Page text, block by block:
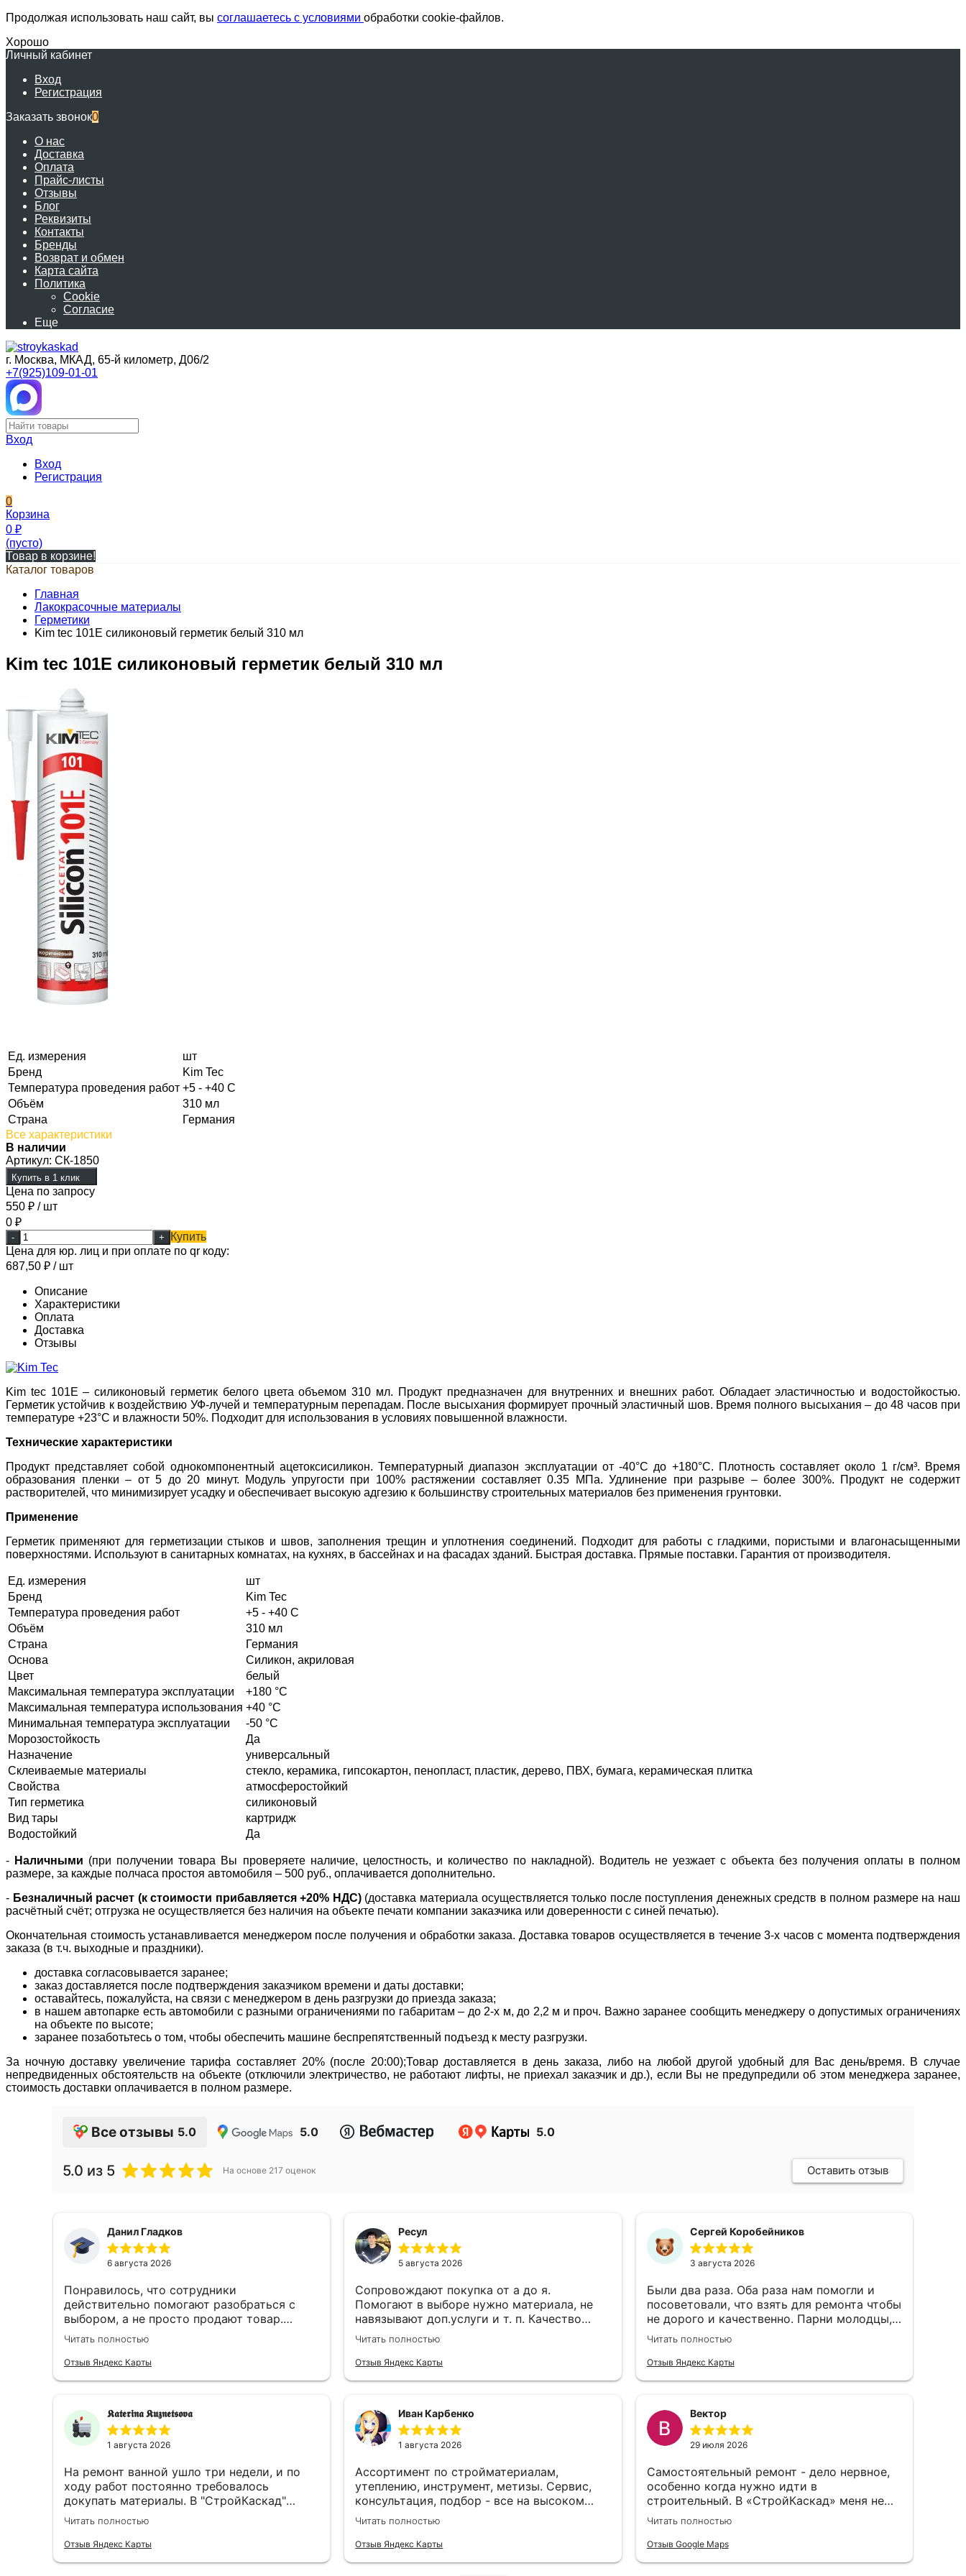
Продолжая использовать наш сайт, вы соглашаетесь с условиями обработки cookie-файлов.
Хорошо
Личный кабинет
Вход
Регистрация
Заказать звонок0
О нас
Доставка
Оплата
Прайс-листы
Отзывы
Блог
Реквизиты
Контакты
Бренды
Возврат и обмен
Карта сайта
Политика
Cookie
Согласие
Еще
г. Москва, МКАД, 65-й километр, Д06/2
+7(925)109-01-01
Вход
Вход
Регистрация
0
Корзина
0 ₽
(пусто)
Товар в корзине!
Каталог товаров
Главная
Лакокрасочные материалы
Герметики
Kim tec 101E силиконовый герметик белый 310 мл
Kim tec 101E силиконовый герметик белый 310 мл
Ед. измерения
шт
Бренд
Kim Tec
Температура проведения работ +5 - +40 C
Объём
310 мл
Страна
Германия
Все характеристики
В наличии
Артикул: СК-1850
Купить в 1 клик
Цена по запросу
550 ₽ / шт
0 ₽
- +
Купить
Цена для юр. лиц и при оплате по qr коду:
687,50 ₽ / шт
Описание
Характеристики
Оплата
Доставка
Отзывы
Kim tec 101E – силиконовый герметик белого цвета объемом 310 мл. Продукт предназначен для внутренних и внешних работ. Обладает эластичностью и водостойкостью.
Герметик устойчив к воздействию УФ-лучей и температурным перепадам. После высыхания формирует прочный эластичный шов. Время полного высыхания – до 48 часов при
температуре +23°C и влажности 50%. Подходит для использования в условиях повышенной влажности.
Технические характеристики
Продукт представляет собой однокомпонентный ацетоксисиликон. Температурный диапазон эксплуатации от -40°C до +180°C. Плотность составляет около 1 г/см³. Время
образования пленки – от 5 до 20 минут. Модуль упругости при 100% растяжении составляет 0.35 МПа. Удлинение при разрыве – более 300%. Продукт не содержит
растворителей, что минимизирует усадку и обеспечивает высокую адгезию к большинству строительных материалов без применения грунтовки.
Применение
Герметик применяют для герметизации стыков и швов, заполнения трещин и уплотнения соединений. Подходит для работы с гладкими, пористыми и влагонасыщенными
поверхностями. Используют в санитарных комнатах, на кухнях, в бассейнах и на фасадах зданий. Быстрая доставка. Прямые поставки. Гарантия от производителя.
Ед. измерения
шт
Бренд
Kim Tec
Температура проведения работ
+5 - +40 C
Объём
310 мл
Страна
Германия
Основа
Силикон, акриловая
Цвет
белый
Максимальная температура эксплуатации
+180 °С
Максимальная температура использования +40 °С
Минимальная температура эксплуатации
-50 °С
Морозостойкость
Да
Назначение
универсальный
Склеиваемые материалы
стекло, керамика, гипсокартон, пенопласт, пластик, дерево, ПВХ, бумага, керамическая плитка
Свойства
атмосферостойкий
Тип герметика
силиконовый
Вид тары
картридж
Водостойкий
Да
- Наличными (при получении товара Вы проверяете наличие, целостность, и количество по накладной). Водитель не уезжает с объекта без получения оплаты в полном
размере, за каждые полчаса простоя автомобиля – 500 руб., оплачивается дополнительно.
- Безналичный расчет (к стоимости прибавляется +20% НДС) (доставка материала осуществляется только после поступления денежных средств в полном размере на наш
расчётный счёт; отгрузка не осуществляется без наличия на объекте печати компании заказчика или доверенности с синей печатью).
Окончательная стоимость устанавливается менеджером после получения и обработки заказа. Доставка товаров осуществляется в течение 3-х часов с момента подтверждения
заказа (в т.ч. выходные и праздники).
доставка согласовывается заранее;
заказ доставляется после подтверждения заказчиком времени и даты доставки;
оставайтесь, пожалуйста, на связи с менеджером в день разгрузки до приезда заказа;
в нашем автопарке есть автомобили с разными ограничениями по габаритам – до 2-х м, до 2,2 м и проч. Важно заранее сообщить менеджеру о допустимых ограничениях
на объекте по высоте;
заранее позаботьтесь о том, чтобы обеспечить машине беспрепятственный подъезд к месту разгрузки.
За ночную доставку увеличение тарифа составляет 20% (после 20:00);Товар доставляется в день заказа, либо на любой другой удобный для Вас день/время. В случае
непредвиденных обстоятельств на объекте (отключили электричество, не работают лифты, не приехал заказчик и др.), если Вы не предупредили об этом менеджера заранее,
стоимость доставки оплачивается в полном размере.
Все отзывы 5.0 5.0 5.0
5.0 из 5 На основе 217 оценок Оставить отзыв
Данил Гладков
6 августа 2026
Понравилось, что сотрудники
действительно помогают разобраться с
выбором, а не просто продают товар.
Подсказали оптимальное решение и ничего
лишнего не навязывали. Остался доволен и
качеством продукции, и обслуживанием.
Читать полностью
Отзыв Яндекс Карты
Ресул
5 августа 2026
Сопровождают покупка от а до я.
Помогают в выборе нужно материала, не
навязывают доп.услуги и т. п. Качество
работы, ценами и качеством продукции
доволен!
Читать полностью
Отзыв Яндекс Карты
Сергей Коробейников
3 августа 2026
Были два раза. Оба раза нам помогли и
посоветовали, что взять для ремонта чтобы
не дорого и качественно. Парни молодцы,
чуть не экскурсию провели по магазину)
Цены тоже нормальные
Читать полностью
Отзыв Яндекс Карты
𝕶𝖆𝖙𝖊𝖗𝖎𝖓𝖆 𝕶𝖚𝖟𝖓𝖊𝖙𝖘𝖔𝖛𝖆
1 августа 2026
На ремонт ванной ушло три недели, и по
ходу работ постоянно требовалось
докупать материалы. В "СтройКаскад"
менеджеры быстро находили всё
необходимое, а однажды даже доходчиво
объяснили, какую грунтовку выбрать для
Читать полностью
Отзыв Яндекс Карты
Иван Карбенко
1 августа 2026
Ассортимент по стройматериалам,
утеплению, инструмент, метизы. Сервис,
консультация, подбор - все на высоком
уровне. Рекомендую. Отличный магазин для
строительства и ремонта.
Читать полностью
Отзыв Яндекс Карты
Вектор
29 июля 2026
Самостоятельный ремонт - дело нервное,
особенно когда нужно идти в
строительный. В «СтройКаскад» меня не
стали судить за неопытность, а просто
объяснили, что и как лучше выбрать.
Читать полностью
Отзыв Google Maps